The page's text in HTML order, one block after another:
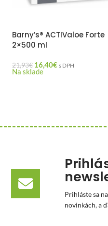
Barny′s® ACTIValoe Forte
2×500 ml
21,93€ 16,40€ s DPH
Na sklade
Prihláste sa
novinkách, a